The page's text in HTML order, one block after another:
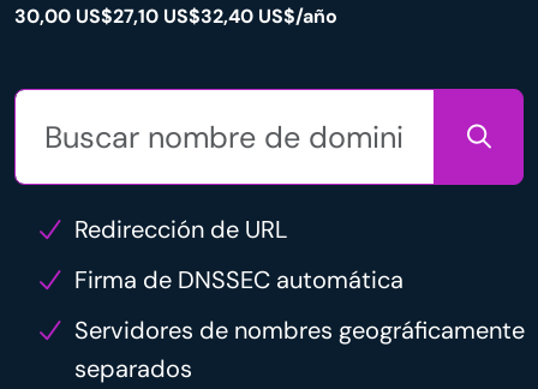
30,00 US$27,10 US$32,40 US$/año
Redirección de URL
Firma de DNSSEC automática
Servidores de nombres geográficamente
separados